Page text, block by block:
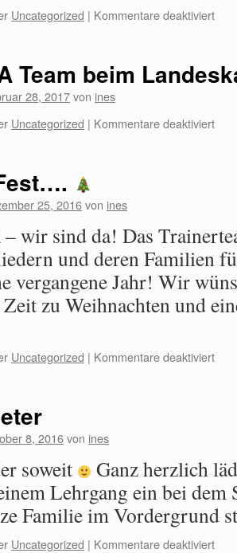
Uncategorized | Kommentare deaktiviert
Team beim
28, 2017von ines
Uncategorized | Kommentare deaktiviert
25, 2016von ines
wir sind da! Das
und deren Familien
vergangene Jahr! Wir
Zeit zu Weihnachten und
Uncategorized | Kommentare deaktiviert
8, 2016von ines
soweit
Ganz herzlich
Lehrgang ein bei dem
Familie im Vordergrund
Uncategorized | Kommentare deaktiviert